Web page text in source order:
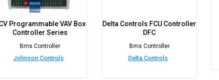
Delta Controls FCU Controller
DFC
Bms Controller
Delta Controls
enteliBUS I/O Module
Delta Controls